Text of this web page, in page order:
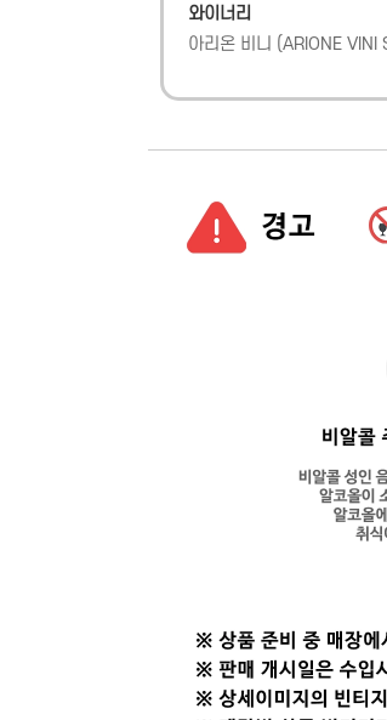
와이너리
아리온 비니 (ARIONE VINI